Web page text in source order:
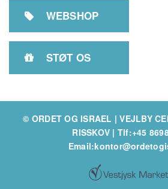
 WEBSHOP
 STØT OS
© ORDET OG ISRAEL | VEJLBY
RISSKOV | Tlf:+45